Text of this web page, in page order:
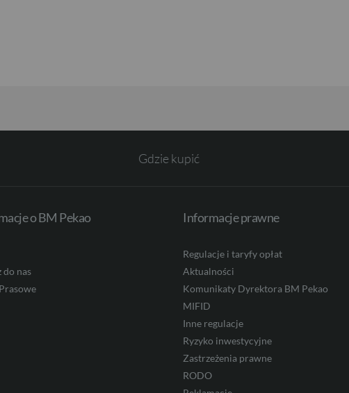
Gdzie kupić
o BM Pekao
do nas
Informacje prawne
Regulacje i taryfy opłat
Aktualności
Komunikaty Dyrektora BM Pekao
MIFID
Inne regulacje
Ryzyko inwestycyjne
Zastrzeżenia prawne
RODO